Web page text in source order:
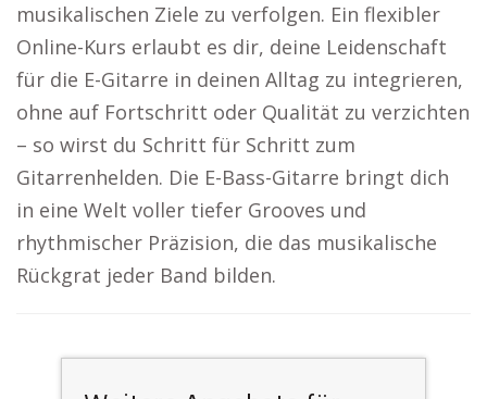
musikalischen Ziele zu verfolgen. Ein flexibler
Online-Kurs erlaubt es dir, deine Leidenschaft
für die E-Gitarre in deinen Alltag zu integrieren,
ohne auf Fortschritt oder Qualität zu verzichten
– so wirst du Schritt für Schritt zum
Gitarrenhelden. Die E-Bass-Gitarre bringt dich
in eine Welt voller tiefer Grooves und
rhythmischer Präzision, die das musikalische
Rückgrat jeder Band bilden.